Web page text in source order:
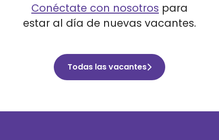
Conéctate con nosotros para
estar al día de nuevas vacantes.
Todas las vacantes